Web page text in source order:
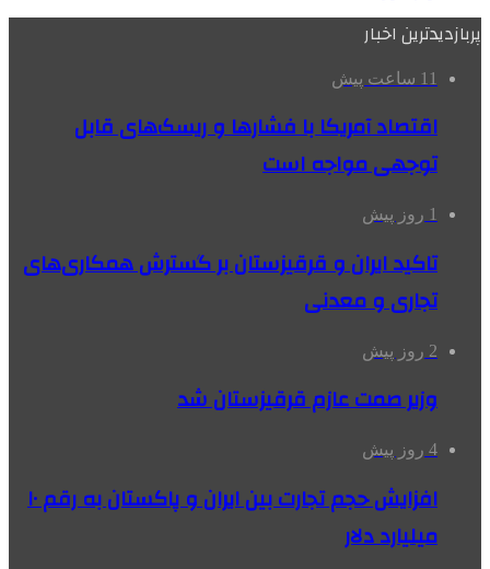
پربازدیدترین اخبار
11 ساعت پیش
اقتصاد آمریکا با فشارها و ریسک‌های قابل
توجهی مواجه است
1 روز پیش
تاکید ایران و قرقیزستان بر گسترش همکاری‌های
تجاری و معدنی
2 روز پیش
وزیر صمت عازم قرقیزستان شد
4 روز پیش
افزایش حجم تجارت بین ایران و پاکستان به رقم ۱۰
میلیارد دلار